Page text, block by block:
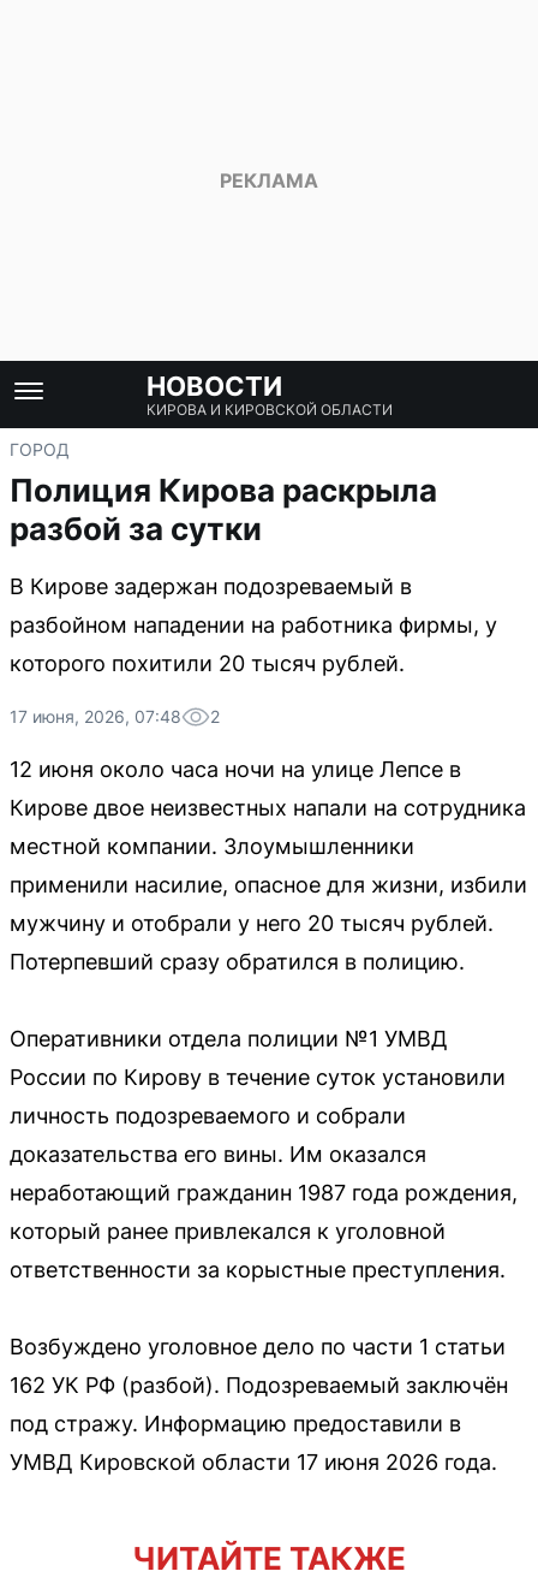
НОВОСТИ
КИРОВА И КИРОВСКОЙ ОБЛАСТИ
ГОРОД
Полиция Кирова раскрыла
разбой за сутки
В Кирове задержан подозреваемый в
разбойном нападении на работника фирмы, у
которого похитили 20 тысяч рублей.
17 июня, 2026, 07:48 2
12 июня около часа ночи на улице Лепсе в
Кирове двое неизвестных напали на сотрудника
местной компании. Злоумышленники
применили насилие, опасное для жизни, избили
мужчину и отобрали у него 20 тысяч рублей.
Потерпевший сразу обратился в полицию.
Оперативники отдела полиции №1 УМВД
России по Кирову в течение суток установили
личность подозреваемого и собрали
доказательства его вины. Им оказался
неработающий гражданин 1987 года рождения,
который ранее привлекался к уголовной
ответственности за корыстные преступления.
Возбуждено уголовное дело по части 1 статьи
162 УК РФ (разбой). Подозреваемый заключён
под стражу. Информацию предоставили в
УМВД Кировской области 17 июня 2026 года.
ЧИТАЙТЕ ТАКЖЕ